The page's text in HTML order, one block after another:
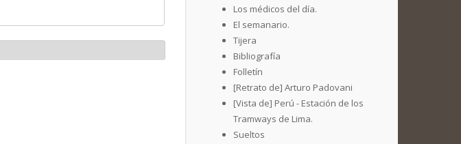
Los médicos del día.
El semanario.
Tijera
Bibliografía
Folletín
[Retrato de] Arturo Padovani
[Vista de] Perú - Estación de los
Tramways de Lima.
Sueltos